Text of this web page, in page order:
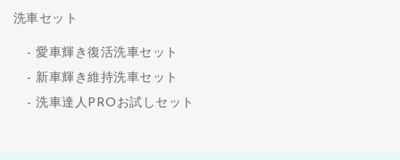
洗車セット
愛車輝き復活洗車セット
新車輝き維持洗車セット
洗車達人PROお試しセット